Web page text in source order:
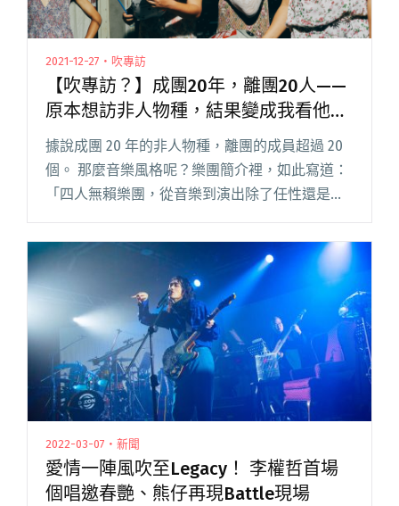
2021-12-27・吹專訪
【吹專訪？】成團20年，離團20人——
原本想訪非人物種，結果變成我看他們
聊天
據說成團 20 年的非人物種，離團的成員超過 20
個。 那麼音樂風格呢？樂團簡介裡，如此寫道：
「四人無賴樂團，從音樂到演出除了任性還是任
性，試圖組合團員們的品味及各種元素，並以
emo 的方式表達。」 這次採訪開始前，經紀人
Bully 閱讀全文 "【吹專訪？】成團20年，離團20
人——原本想訪非人物種，結果變成我看他們聊
2022-03-07・新聞
愛情一陣風吹至Legacy！ 李權哲首場
個唱邀春艷、熊仔再現Battle現場